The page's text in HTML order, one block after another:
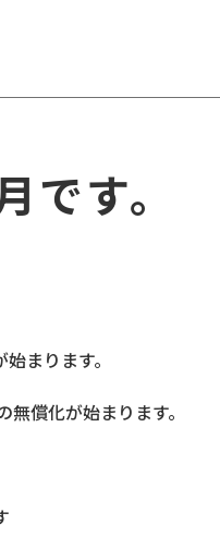
す。
まります。
償化が始まります。